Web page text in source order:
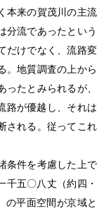
本来の賀茂川の主流
分流であったという
だけでなく、流路変
。地質調査の上から
たとみられるが、
路が優越し、それは
される。従ってこれ
条件を考慮した上で
千五〇八丈 （約四・
の平面空間が京域と